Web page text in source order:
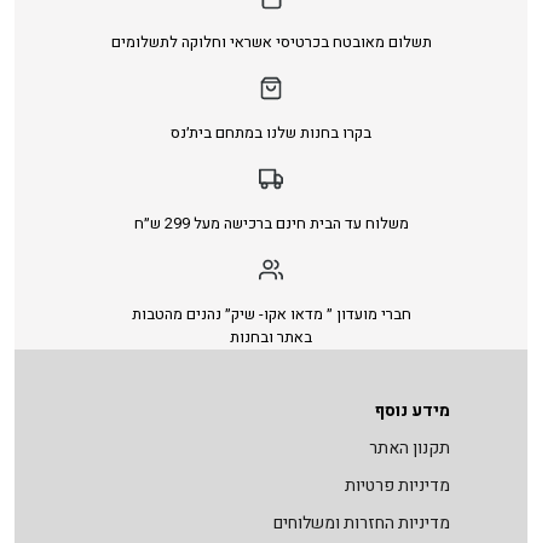
תשלום מאובטח בכרטיסי אשראי וחלוקה לתשלומים
בקרו בחנות שלנו במתחם בית׳נס
משלוח עד הבית חינם ברכישה מעל 299 ש״ח
חברי מועדון ״ מדאו אקו- שיק״ נהנים מהטבות
באתר ובחנות
מידע נוסף
תקנון האתר
מדיניות פרטיות
מדיניות החזרות ומשלוחים